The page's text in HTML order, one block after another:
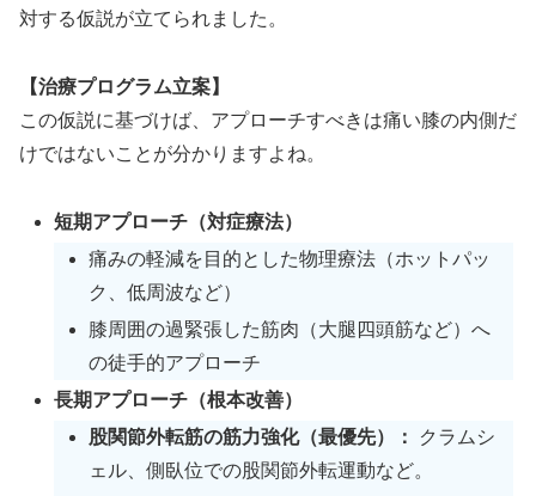
対する仮説が立てられました。
【治療プログラム立案】
この仮説に基づけば、アプローチすべきは痛い膝の内側だ
けではないことが分かりますよね。
短期アプローチ（対症療法）
痛みの軽減を目的とした物理療法（ホットパッ
ク、低周波など）
膝周囲の過緊張した筋肉（大腿四頭筋など）へ
の徒手的アプローチ
長期アプローチ（根本改善）
股関節外転筋の筋力強化（最優先）：
クラムシ
ェル、側臥位での股関節外転運動など。